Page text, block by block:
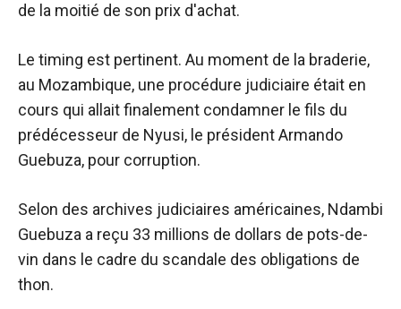
de la moitié de son prix d'achat.
Le timing est pertinent. Au moment de la braderie,
au Mozambique, une procédure judiciaire était en
cours qui allait finalement condamner le fils du
prédécesseur de Nyusi, le président Armando
Guebuza, pour corruption.
Selon des archives judiciaires américaines, Ndambi
Guebuza a reçu 33 millions de dollars de pots-de-
vin dans le cadre du scandale des obligations de
thon.